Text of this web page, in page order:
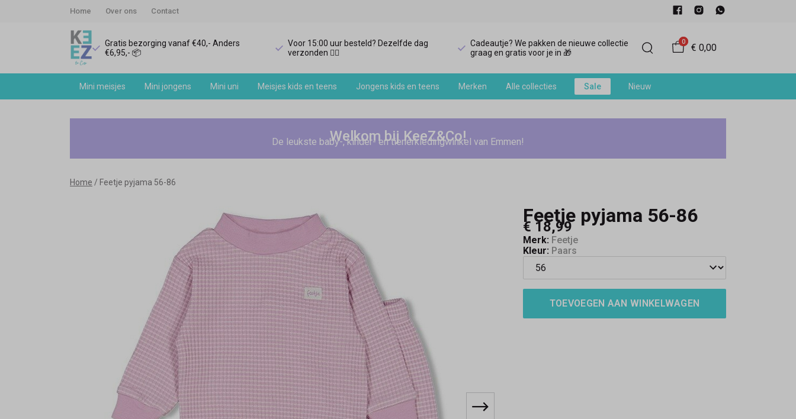
Home Over ons Contact
Gratis bezorging vanaf €40,- Anders
€6,95,- 📦
Voor 15:00 uur besteld? Dezelfde dag
verzonden 🏃‍♀️
Cadeautje? We pakken de nieuwe collectie
graag en gratis voor je in 🎁
0
€ 0,00
Mini meisjes Mini jongens Mini uni Meisjes kids en teens Jongens kids en teens Merken Alle collecties Sale Nieuw
Feetje
Welkom bij KeeZ&Co!
De leukste baby-, kinder- en tienerkledingwinkel van Emmen!
Home Feetje pyjama 56-86
Feetje pyjama 56-86
€ 18,99
Merk: Feetje
Kleur: Paars
TOEVOEGEN AAN WINKELWAGEN